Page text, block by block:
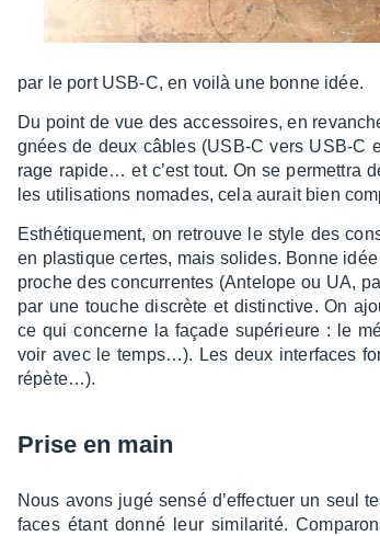
par le port USB-C, en voilà une bonne idée.
Du point de vue des acces­soires, en
gnées de deux câbles (USB-C vers USB-C
rage rapi­de… et c’est tout. On se permet­tra
les utili­sa­tions nomades, cela aurait bien
Esthé­tique­ment, on retrouve le style des
en plas­tique certes, mais solides. Bonne
proche des concur­rentes (Ante­lope ou UA,
par une touche discrète et distinc­tive. On
ce qui concerne la façade supé­rieure : le
voir avec le temps…). Les deux inter­faces
répè­te…).
Prise en main
Nous avons jugé sensé d’ef­fec­tuer un seul
faces étant donné leur simi­la­rité.